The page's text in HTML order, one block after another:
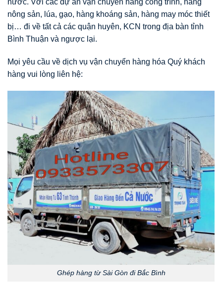
nước. Với các dự án vận chuyển hàng công trình, hàng
nông sản, lúa, gạo, hàng khoáng sản, hàng may móc thiết
bị… đi về tất cả các quận huyên, KCN trong địa bàn tỉnh
Bình Thuận và ngược lại.
Mọi yêu cầu về dịch vụ vận chuyển hàng hóa Quý khách
hàng vui lòng liên hệ:
Ghép hàng từ Sài Gòn đi Bắc Bình